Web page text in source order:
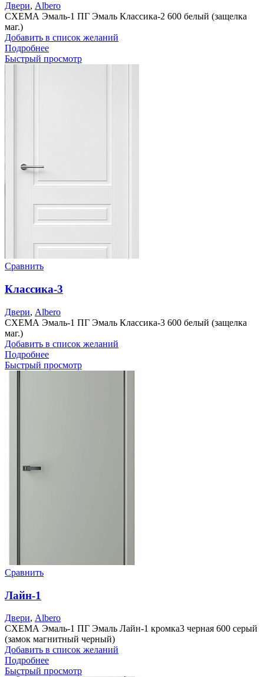
Двери, Albero
СХЕМА Эмаль-1 ПГ Эмаль Классика-2 600 белый (защелка
маг.)
Добавить в список желаний
Подробнее
Быстрый просмотр
Сравнить
Классика-3
Двери, Albero
СХЕМА Эмаль-1 ПГ Эмаль Классика-3 600 белый (защелка
маг.)
Добавить в список желаний
Подробнее
Быстрый просмотр
Сравнить
Лайн-1
Двери, Albero
СХЕМА Эмаль-1 ПГ Эмаль Лайн-1 кромка3 черная 600 серый
(замок магнитный черный)
Добавить в список желаний
Подробнее
Быстрый просмотр